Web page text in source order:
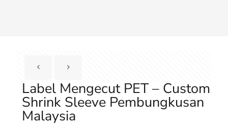
Label Mengecut PET – Custom
Shrink Sleeve Pembungkusan
Malaysia